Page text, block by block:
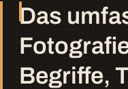
Das
Begriffe,